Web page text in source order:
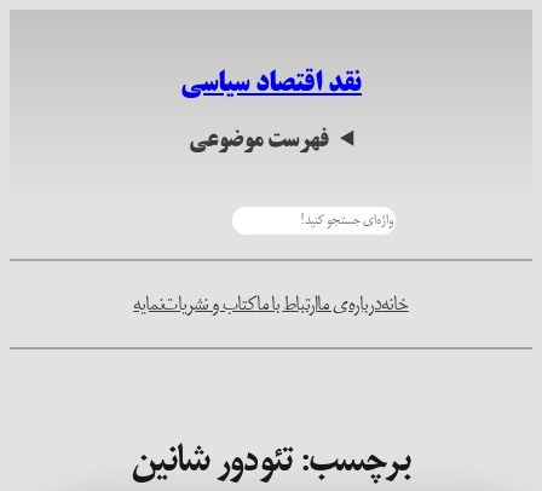
نقد اقتصاد سیاسی
فهرست موضوعی
خانهدرباره‌ی ماارتباط با ماکتاب و نشریاتنمایه
برچسب:تئودور شانین